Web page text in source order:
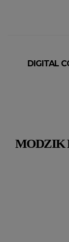
DIGITAL
MODZIK